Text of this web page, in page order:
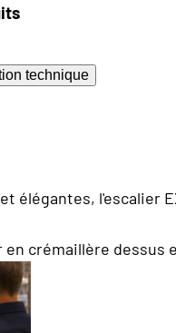
technique
élégantes, l'escalier
en crémaillère